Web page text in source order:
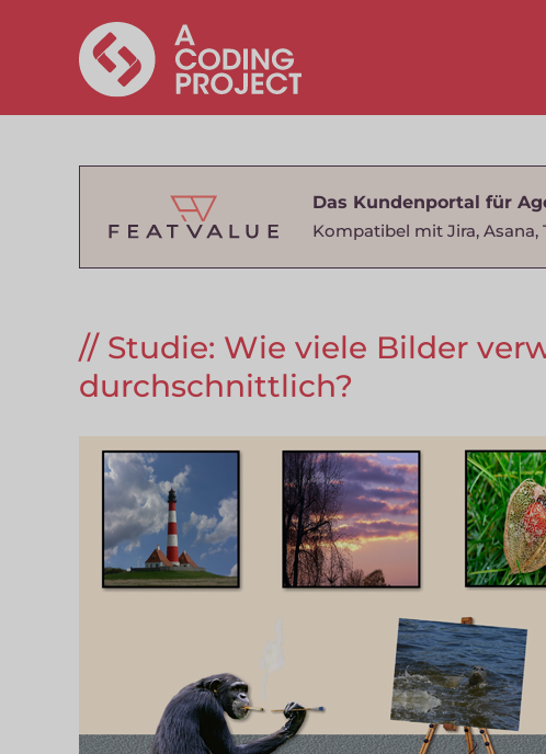
Das Kundenportal für
Kompatibel mit Jira, Asana,
Studie: Wie viele Bilder
durchschnittlich?